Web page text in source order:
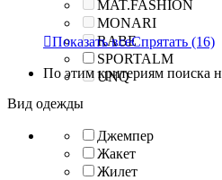
MAT.FASHION
MONARI
RABE
SPORTALM
UNQ
Показать всеСпрятать (16)
По этим критериям поиска
Вид одежды
Джемпер
Жакет
Жилет